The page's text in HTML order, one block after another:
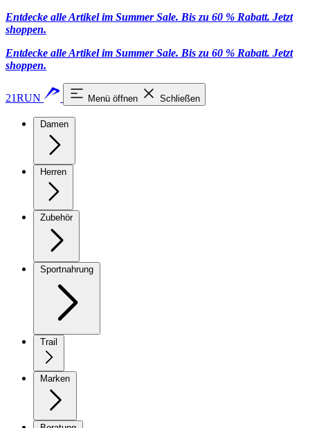
Entdecke alle Artikel im Summer Sale. Bis zu 60 % Rabatt. Jetzt
shoppen.
Entdecke alle Artikel im Summer Sale. Bis zu 60 % Rabatt. Jetzt
shoppen.
21RUN Menü öffnen Schließen
Damen
Herren
Zubehör
Sportnahrung
Trail
Marken